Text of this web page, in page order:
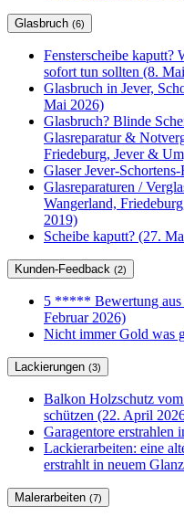
Glasbruch (6)
Fensterscheibe kaputt?
sofort tun sollten (8.
Glasbruch in Jever,
Mai 2026)
Glasbruch? Blinde
Glasreparatur &
Friedeburg, Jever &
Glaser Jever-
Glasreparaturen /
Wangerland,
2019)
Scheibe kaputt? (27.
Kunden-Feedback (2)
5 ***** Bewertung aus
Februar 2026)
Nicht immer Gold was
Lackierungen (3)
Balkon Holzschutz
schützen (22. April
Garagentore erstrahlen
Lackierarbeiten: eine
erstrahlt in neuem
Malerarbeiten (7)